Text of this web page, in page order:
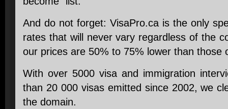
And do not forget: VisaPro.ca is the only
rates that will never vary regardless of the
our prices are 50% to 75% lower than those
With over 5000 visa and immigration
than 20 000 visas emitted since 2002, we
the domain.